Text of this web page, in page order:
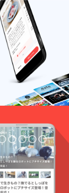
（W7.4
×H10.5
cm）
100ペー
ジ ⑧刺
繍ワッ
ペン
アイロ
ンで簡
単接着
できま
す。
⑨2018
年卓上
ダー
W182×
H116 ---
-----------
-----------
-----------
-----------
----- 各
商品の